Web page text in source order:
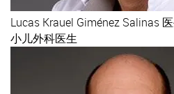
Lucas Krauel Giménez Salinas
小儿外科医生